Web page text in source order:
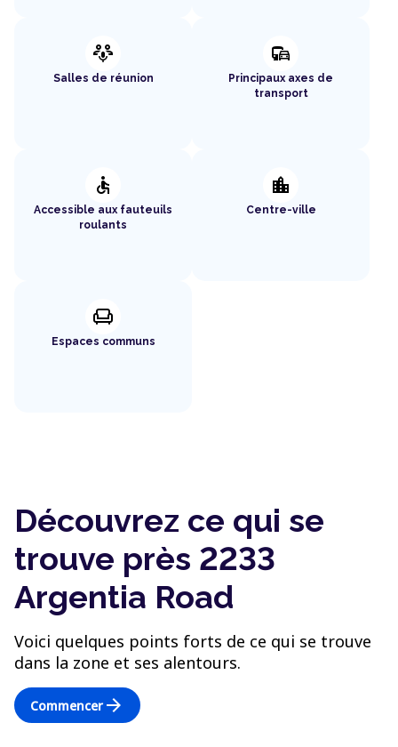
adaptive_audio_mic
Salles de réunion
commute
Principaux axes de
transport
accessible
Accessible aux fauteuils
roulants
location_city
Centre-ville
chair
Espaces communs
Découvrez ce qui se
trouve près 2233
Argentia Road
Voici quelques points forts de ce qui se trouve
dans la zone et ses alentours.
Commencerarrow_forward